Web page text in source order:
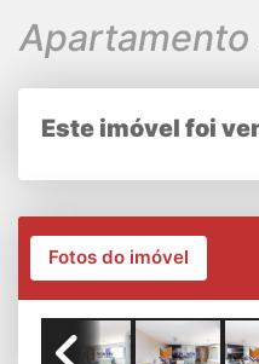
Apartamento
Este imóvel foi
Fotos do imóvel